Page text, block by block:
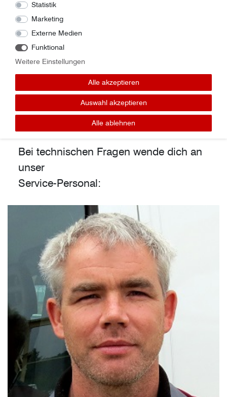
Johannes Köhler
Tel.: 0170-9766162
Verkaufsberater PLZ: 04, 07, 08
Kontakt Service-Personal
Bei technischen Fragen wende dich an
unser
Service-Personal:
Statistik
Marketing
Externe Medien
Funktional
Weitere Einstellungen
Alle akzeptieren
Auswahl akzeptieren
Alle ablehnen